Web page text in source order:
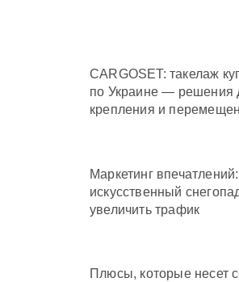
CARGOSET: такелаж
по Украине — решения
крепления и
Маркетинг
искусственный
увеличить трафик
Плюсы, которые несет